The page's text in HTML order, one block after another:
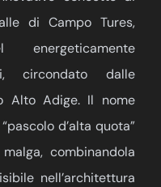
di Campo Tures,
circondato dalle
Alto Adige. Il nome
d’alta quota”
combinandola
nell’architettura